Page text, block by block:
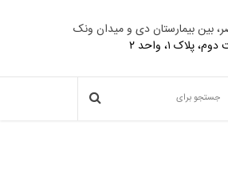
بین بیمارستان دی و میدان ونک
پلاک ۱، واحد ۲